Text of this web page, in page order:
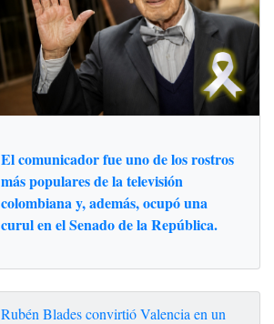
El comunicador fue uno de los rostros
más populares de la televisión
colombiana y, además, ocupó una
curul en el Senado de la República.
Rubén Blades convirtió Valencia en un